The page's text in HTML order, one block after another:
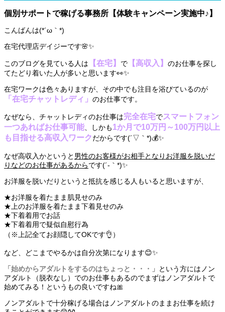
個別サポートで稼げる事務所【体験キャンペーン実施中♪】
こんばんは(*´ω｀*)
在宅代理店デイジーです🌸✨
このブログを見ている人は 【在宅】 で 【高収入】 のお仕事を探し
てたどり着いた人が多いと思います👀✨
在宅ワークは色々ありますが、その中でも注目を浴びているのが
「在宅チャットレディ」 のお仕事です。
なぜなら、チャットレディのお仕事は完全在宅でスマートフォン
一つあればお仕事可能 、しかも1か月で10万円～100万円以上
も目指せる高収入ワークだからです(´▽｀*)💰✨
なぜ高収入かというと 男性のお客様がお相手となりお洋服を脱いだ
りなどのお仕事があるからです(´-｀*)✨
お洋服を脱いだりというと抵抗を感じる人もいると思いますが、
★お洋服を着たまま肌見せのみ
★上のお洋服を着たまま下着見せのみ
★下着着用でお話
★下着着用で疑似自慰行為
（※上記全てお顔隠してOKです👌）
など、どこまでやるかは自分次第になります😊✨
「始めからアダルトをするのはちょっと・・・」 という方にはノン
アダルト（脱衣なし）でのお仕事もあるのでまずはノンアダルトで
始めてみる！というもの良いですね🎀
ノンアダルトで十分稼げる場合はノンアダルトのままお仕事を続け